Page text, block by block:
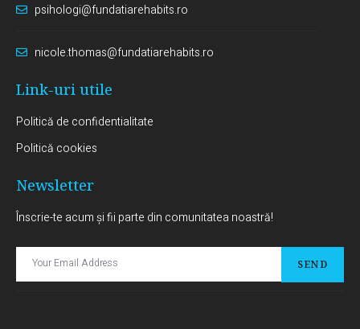
psihologi@fundatiarehabits.ro
nicole.thomas@fundatiarehabits.ro
Link-uri utile
Politică de confidentialitate
Politică cookies
Newsletter
Înscrie-te acum și fii parte din comunitatea noastră!
SEND